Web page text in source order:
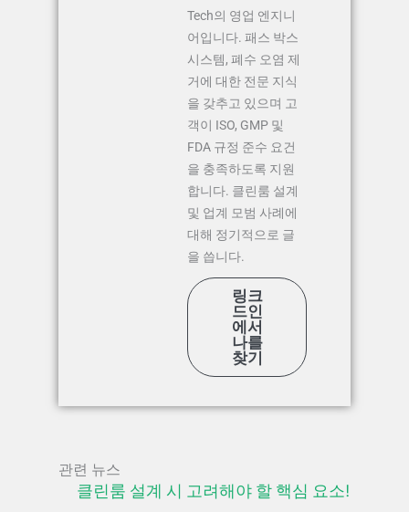
Tech의 영업 엔지니
어입니다. 패스 박스
시스템, 폐수 오염 제
거에 대한 전문 지식
을 갖추고 있으며 고
객이 ISO, GMP 및
FDA 규정 준수 요건
을 충족하도록 지원
합니다. 클린룸 설계
및 업계 모범 사례에
대해 정기적으로 글
을 씁니다.
링크
드인
에서
나를
찾기
관련 뉴스
클린룸 설계 시 고려해야 할 핵심 요소!